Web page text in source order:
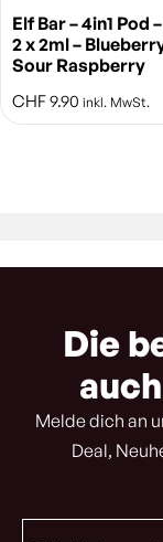
Elf Bar – 4in1 Pod –
2 x 2ml –
Sour Raspberry
CHF9.90 inkl. MwSt.
Die
Melde dich an
Deal,